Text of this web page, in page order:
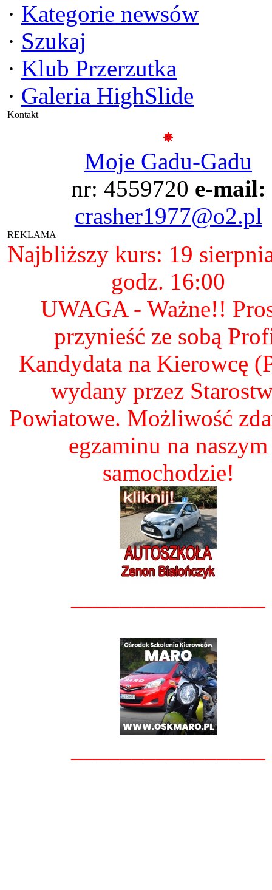
· Kategorie newsów
· Szukaj
· Klub Przerzutka
· Galeria HighSlide
Kontakt
Moje Gadu-Gadu
nr: 4559720 e-mail:
crasher1977@o2.pl
REKLAMA
Najbliższy kurs: 19
godz. 16:00
UWAGA - Ważne!!
przynieść ze sobą
Kandydata na Kierowcę
wydany przez
Powiatowe. Możliwość
egzaminu na naszym
samochodzie!